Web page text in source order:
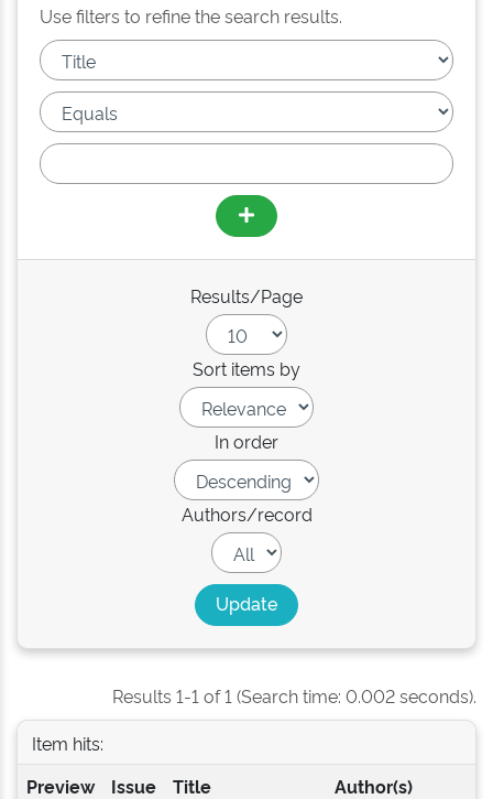
Use filters to refine the search results.
Results/Page
Sort items by
In order
Authors/record
Results 1-1 of 1 (Search time: 0.002 seconds).
Item hits:
Preview
Issue
Title Author(s)